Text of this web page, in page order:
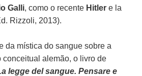
Galli, como o recente Hitler e la
Rizzoli, 2013).
da mística do sangue sobre a
conceitual alemão, o livro de
legge del sangue. Pensare e